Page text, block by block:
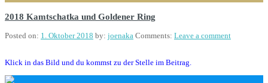
2018 Kamtschatka und Goldener Ring
Posted on: 1. Oktober 2018 by: joenaka Comments: Leave a comment
Klick in das Bild und du kommst zu der Stelle im Beitrag.